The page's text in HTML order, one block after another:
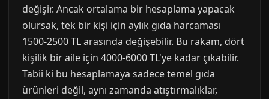
değişir. Ancak ortalama bir hesaplama yapacak
olursak, tek bir kişi için aylık gıda harcaması
1500-2500 TL arasında değişebilir. Bu rakam, dört
kişilik bir aile için 4000-6000 TL'ye kadar çıkabilir.
Tabii ki bu hesaplamaya sadece temel gıda
ürünleri değil, aynı zamanda atıştırmalıklar,